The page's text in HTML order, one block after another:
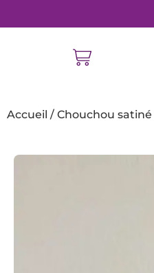
Accueil / Chouchou satiné